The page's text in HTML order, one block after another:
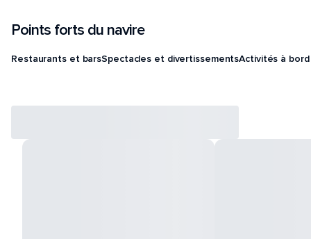
Points forts du navire
Restaurants et barsSpectacles et divertissementsActivités à bord